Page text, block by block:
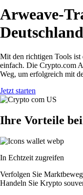
Arweave-
Deutschland
Mit den richtigen Tools
einfach. Die Crypto.com
Weg, um erfolgreich mit
Jetzt starten
Ihre Vorteile
In Echtzeit zugreifen
Verfolgen Sie
Handeln Sie Krypto